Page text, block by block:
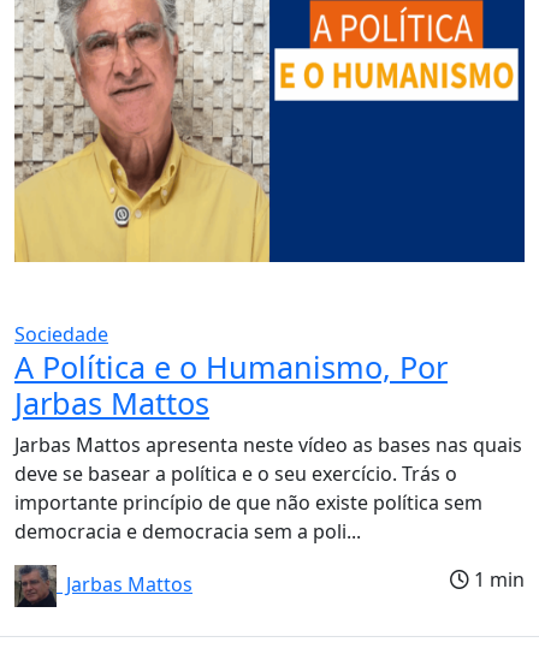
Sociedade
A Política e o Humanismo, Por
Jarbas Mattos
Jarbas Mattos apresenta neste vídeo as bases nas quais
deve se basear a política e o seu exercício. Trás o
importante princípio de que não existe política sem
democracia e democracia sem a poli...
Jarbas Mattos
1 min